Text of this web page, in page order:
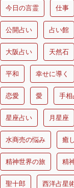
今日の言霊 仕事
公開占い 占い館
大阪占い 天然石
平和 幸せに導く
恋愛 愛 手相
星座占い 月星座
水商売の悩み 癒し
精神世界の旅 精
聖十郎 西洋占星